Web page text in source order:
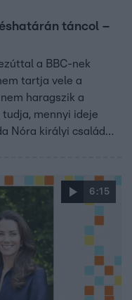
táncol –
a BBC-nek
tartja vele a
haragszik a
mennyi ideje
Nóra királyi család
vörös posztónak
6:15